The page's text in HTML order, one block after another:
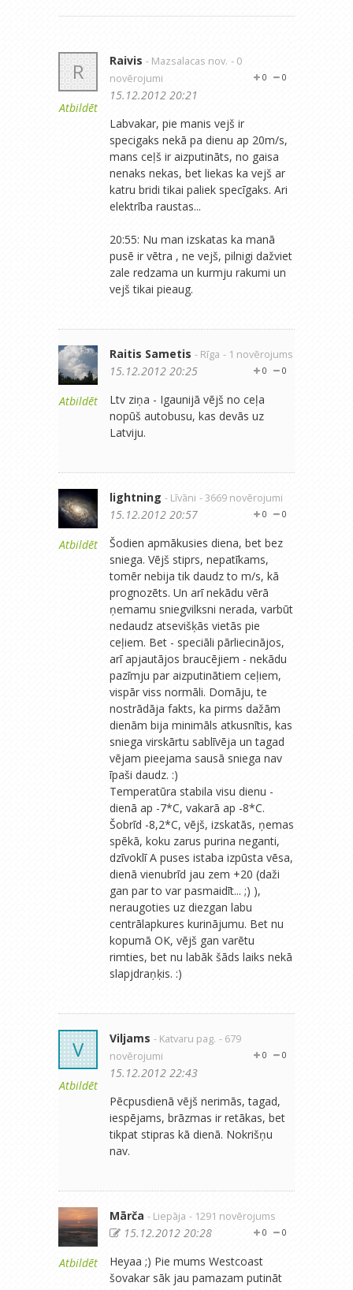
R
Atbildēt
Raivis - Mazsalacas nov. - 0
novērojumi
0
0
15.12.2012 20:21
Labvakar, pie manis vejš ir
specigaks nekā pa dienu ap 20m/s,
mans ceļš ir aizputināts, no gaisa
nenaks nekas, bet liekas ka vejš ar
katru bridi tikai paliek specīgaks. Ari
elektrība raustas...
20:55: Nu man izskatas ka manā
pusē ir vētra , ne vejš, pilnigi dažviet
zale redzama un kurmju rakumi un
vejš tikai pieaug.
Atbildēt
Raitis Sametis - Rīga - 1 novērojums
0
0
15.12.2012 20:25
Ltv ziņa - Igaunijā vējš no ceļa
nopūš autobusu, kas devās uz
Latviju.
Atbildēt
lightning - Līvāni - 3669 novērojumi
0
0
15.12.2012 20:57
Šodien apmākusies diena, bet bez
sniega. Vējš stiprs, nepatīkams,
tomēr nebija tik daudz to m/s, kā
prognozēts. Un arī nekādu vērā
ņemamu sniegvilksni nerada, varbūt
nedaudz atsevišķās vietās pie
ceļiem. Bet - speciāli pārliecinājos,
arī apjautājos braucējiem - nekādu
pazīmju par aizputinātiem ceļiem,
vispār viss normāli. Domāju, te
nostrādāja fakts, ka pirms dažām
dienām bija minimāls atkusnītis, kas
sniega virskārtu sablīvēja un tagad
vējam pieejama sausā sniega nav
īpaši daudz. :)
Temperatūra stabila visu dienu -
dienā ap -7*C, vakarā ap -8*C.
Šobrīd -8,2*C, vējš, izskatās, ņemas
spēkā, koku zarus purina neganti,
dzīvoklī A puses istaba izpūsta vēsa,
dienā vienubrīd jau zem +20 (daži
gan par to var pasmaidīt... ;) ),
neraugoties uz diezgan labu
centrālapkures kurinājumu. Bet nu
kopumā OK, vējš gan varētu
rimties, bet nu labāk šāds laiks nekā
slapjdraņķis. :)
V
Atbildēt
Viljams - Katvaru pag. - 679
novērojumi
0
0
15.12.2012 22:43
Pēcpusdienā vējš nerimās, tagad,
iespējams, brāzmas ir retākas, bet
tikpat stipras kā dienā. Nokrišņu
nav.
Atbildēt
Mārča - Liepāja - 1291 novērojums
0
0
15.12.2012 20:28
Heyaa ;) Pie mums Westcoast
šovakar sāk jau pamazam putināt